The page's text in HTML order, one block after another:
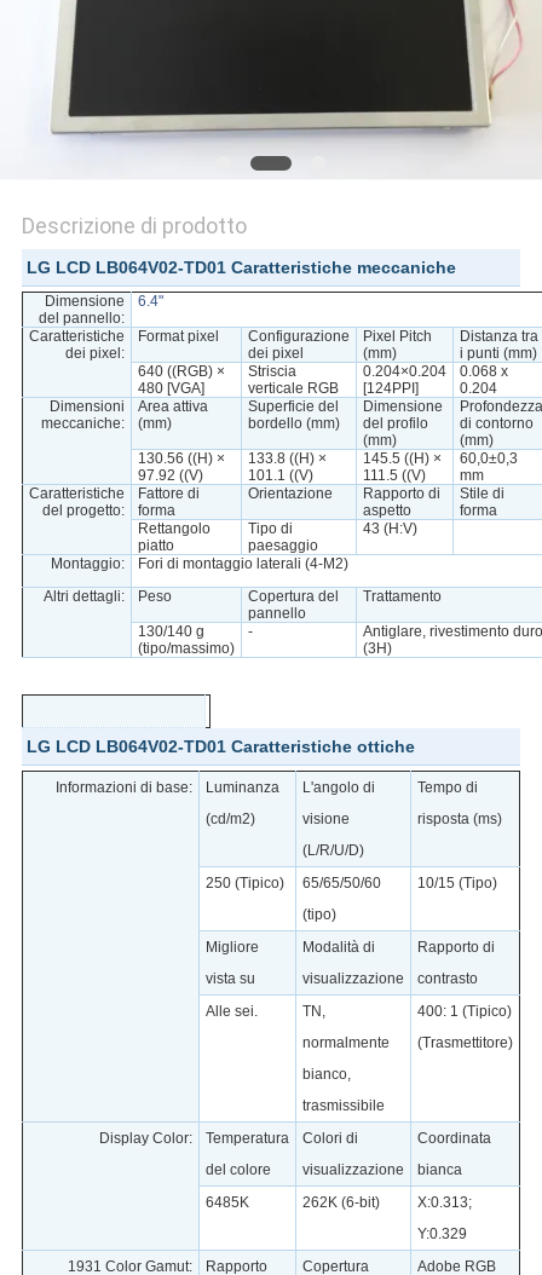
Descrizione di prodotto
LG LCD LB064V02-TD01 Caratteristiche meccaniche
Dimensione
del pannello:
6.4"
Caratteristiche
dei pixel:
Format pixel
Configurazione
dei pixel
Pixel Pitch
(mm)
Distanza tra
i punti (mm)
640 ((RGB) ×
480 [VGA]
Striscia
verticale RGB
0.204×0.204
[124PPI]
0.068 x
0.204
Dimensioni
meccaniche:
Area attiva
(mm)
Superficie del
bordello (mm)
Dimensione
del profilo
(mm)
Profondezza
di contorno
(mm)
130.56 ((H) ×
97.92 ((V)
133.8 ((H) ×
101.1 ((V)
145.5 ((H) ×
111.5 ((V)
60,0±0,3
mm
Caratteristiche
del progetto:
Fattore di
forma
Orientazione
Rapporto di
aspetto
Stile di
forma
Rettangolo
piatto
Tipo di
paesaggio
43 (H:V)
Montaggio:
Fori di montaggio laterali (4-M2)
Altri dettagli:
Peso
Copertura del
pannello
Trattamento
130/140 g
(tipo/massimo)
-
Antiglare, rivestimento duro
(3H)
LG LCD LB064V02-TD01 Caratteristiche ottiche
Informazioni di base:
Luminanza
(cd/m2)
L'angolo di
visione
(L/R/U/D)
Tempo di
risposta (ms)
250 (Tipico)
65/65/50/60
(tipo)
10/15 (Tipo)
Migliore
vista su
Modalità di
visualizzazione
Rapporto di
contrasto
Alle sei.
TN,
normalmente
bianco,
trasmissibile
400: 1 (Tipico)
(Trasmettitore)
Display Color:
Temperatura
del colore
Colori di
visualizzazione
Coordinata
bianca
6485K
262K (6-bit)
X:0.313;
Y:0.329
1931 Color Gamut:
Rapporto
Copertura
Adobe RGB